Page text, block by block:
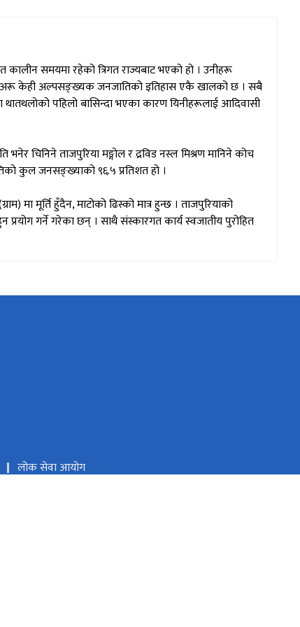
समयमा रहेको त्रिगत राज्यबाट भएको हो । उनीहरू
अरू केही अल्पसङ्ख्यक जनजातिको इतिहास एकै खालको छ । सबै
पहिलो बासिन्दा भएका कारण यिनीहरूलाई आदिवासी
चिनिने ताजपुरिया मङ्गोल र द्रविड नस्ल मिश्रण मानिने कोच
कुल जनसङ्ख्याको ९६.५ प्रतिशत हो ।
मा मूर्ति हुँदैन, माटोको ढिस्को मात्र हुन्छ । ताजपुरियाको
प्रयोग गर्ने गरेका छन् । साथै संस्कारगत कार्य स्वजातीय पुरोहित
लोक सेवा आयोग